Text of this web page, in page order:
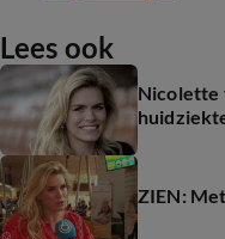
Lees ook
Nicolette
ZIEN: